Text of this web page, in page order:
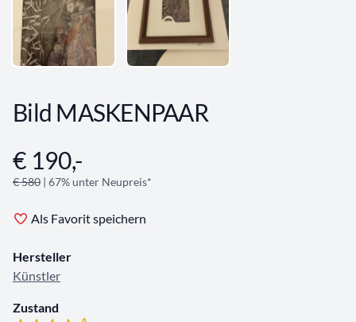
Bild MASKENPAAR
Angebotsinformationen
€ 190,-
€ 580 | 67% unter Neupreis*
Als Favorit speichern
Hersteller
Künstler
Zustand